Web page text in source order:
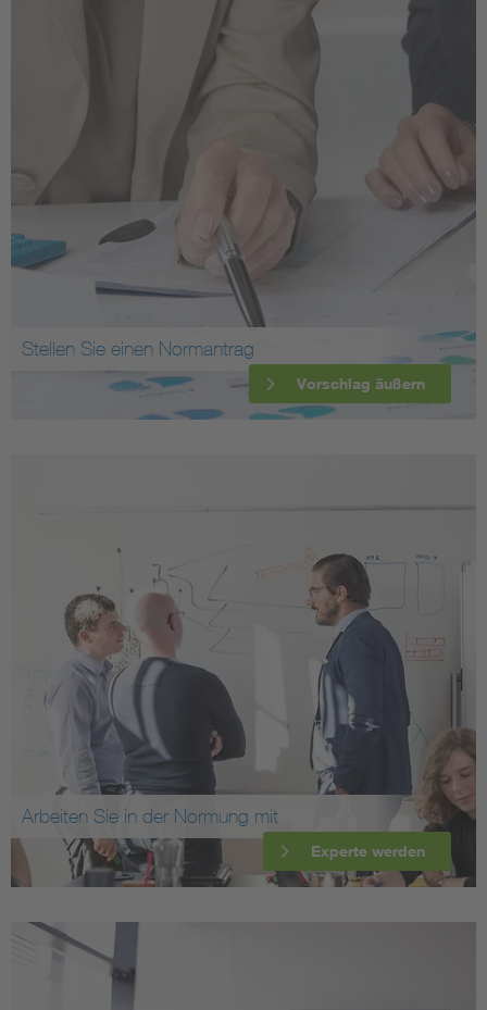
Stellen Sie einen Normantrag
Vorschlag äußern
Arbeiten Sie in der Normung mit
Experte werden